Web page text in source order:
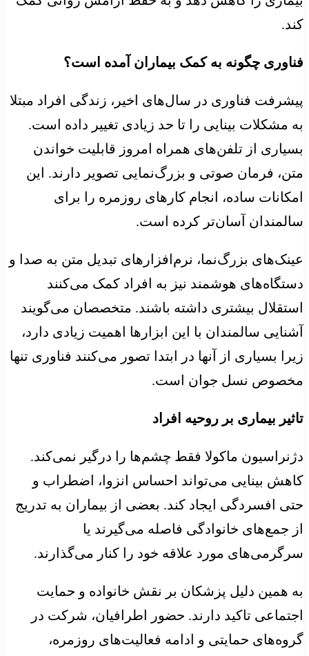
کند.
فناوری چگونه به کمک بیماران آمده است؟
پیشرفت فناوری در سال‌های اخیر، زندگی افراد مبتلا
به مشکلات بینایی را تا حد زیادی تغییر داده است.
بسیاری از تلفن‌های همراه امروز قابلیت خواندن
متن، فرمان صوتی و بزرگ‌نمایی تصویر دارند. این
امکانات ساده، انجام کارهای روزمره را برای
سالمندان آسان‌تر کرده است.
عینک‌های بزرگ‌نما، نرم‌افزارهای تبدیل متن به صدا و
دستگاه‌های هوشمند نیز به افراد کمک می‌کنند
استقلال بیشتری داشته باشند. متخصصان می‌گویند
آشنایی سالمندان با این ابزارها اهمیت زیادی دارد،
زیرا بسیاری از آنها در ابتدا تصور می‌کنند فناوری تنها
مخصوص نسل جوان است.
تاثیر بیماری بر روحیه افراد
دژنراسیون ماکولا فقط چشم‌ها را درگیر نمی‌کند.
کاهش بینایی می‌تواند احساس انزوا، اضطراب و
حتی افسردگی ایجاد کند. بعضی از بیماران به تدریج
از جمع‌های خانوادگی فاصله می‌گیرند یا
سرگرمی‌های مورد علاقه خود را کنار می‌گذارند.
به همین دلیل پزشکان بر نقش خانواده و حمایت
اجتماعی تاکید دارند. حضور اطرافیان، شرکت در
گروه‌های حمایتی و ادامه فعالیت‌های روزمره،